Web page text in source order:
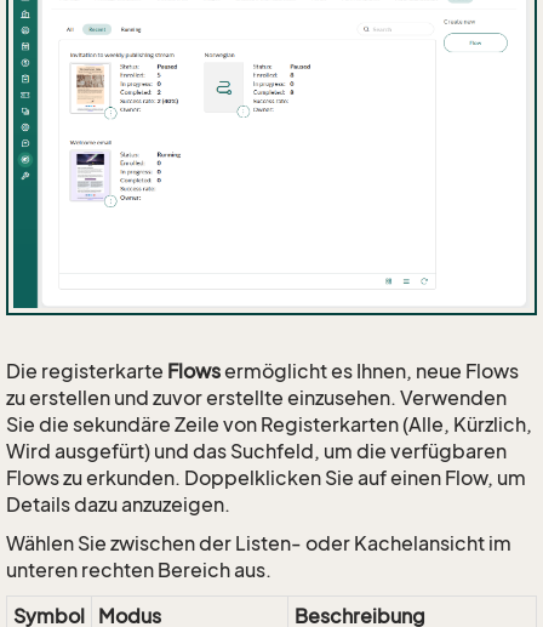
Die registerkarte Flowsermöglicht es Ihnen, neue Flows
zu erstellen und zuvor erstellte einzusehen. Verwenden
Sie die sekundäre Zeile von Registerkarten (Alle, Kürzlich,
Wird ausgefürt) und das Suchfeld, um die verfügbaren
Flows zu erkunden. Doppelklicken Sie auf einen Flow, um
Details dazu anzuzeigen.
Wählen Sie zwischen der Listen- oder Kachelansicht im
unteren rechten Bereich aus.
Symbol
Modus
Beschreibung